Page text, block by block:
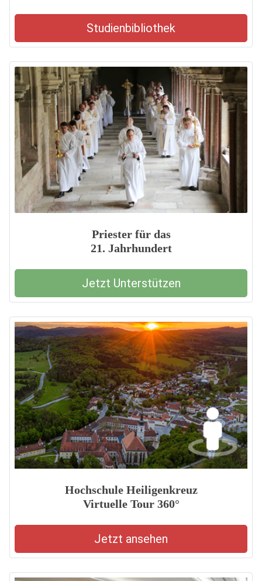
Studienbibliothek
Priester für das
21. Jahrhundert
Jetzt Unterstützen
Hochschule Heiligenkreuz
Virtuelle Tour 360°
Jetzt ansehen